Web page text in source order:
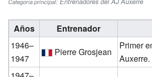
Años Entrenador
1946–
1947
Pierre Grosjean
Primer
Auxerre.